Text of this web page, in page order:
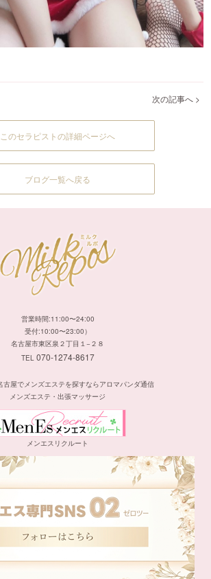
次の記事へ >
このセラピストの詳細ページへ
ブログ一覧へ戻る
営業時間:11:00〜24:00
受付:10:00〜23:00）
名古屋市東区泉２丁目１−２８
TEL 070-1274-8617
メンズエステ・出張マッサージ
メンエスリクルート